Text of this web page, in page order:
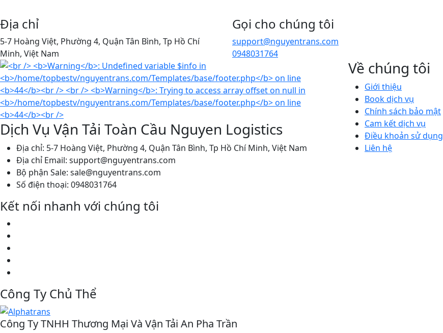
Địa chỉ
5-7 Hoàng Việt, Phường 4, Quận Tân Bình, Tp Hồ Chí
Minh, Việt Nam
Gọi cho chúng tôi
support@nguyentrans.com
0948031764
Dịch Vụ Vận Tải Toàn Cầu Nguyen Logistics
Địa chỉ: 5-7 Hoàng Việt, Phường 4, Quận Tân Bình, Tp Hồ Chí Minh, Việt Nam
Địa chỉ Email: support@nguyentrans.com
Bộ phận Sale: sale@nguyentrans.com
Số điện thoại: 0948031764
Kết nối nhanh với chúng tôi
Công Ty Chủ Thể
Công Ty TNHH Thương Mại Và Vận Tải An Pha Trần
Về chúng tôi
Giới thiệu
Book dịch vụ
Chính sách bảo mật
Cam kết dịch vụ
Điều khoản sử dụng
Liên hệ